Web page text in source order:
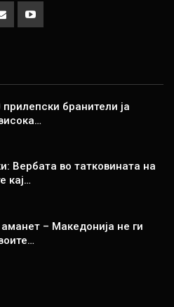
бранители ја
Вербата во татковината на
кај…
– Македонија не ги